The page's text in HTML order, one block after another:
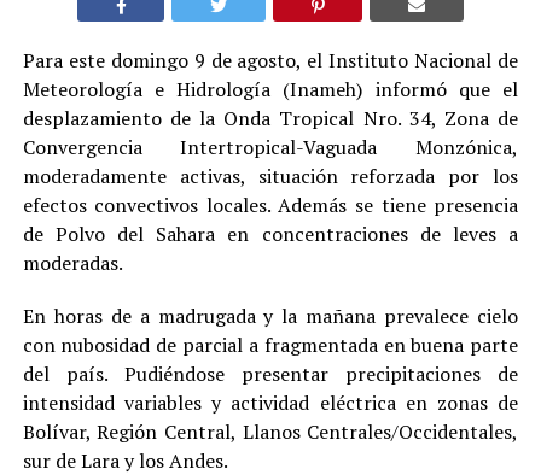
Para este domingo 9 de agosto, el Instituto Nacional de
Meteorología e Hidrología (Inameh) informó que el
desplazamiento de la Onda Tropical Nro. 34, Zona de
Convergencia Intertropical-Vaguada Monzónica,
moderadamente activas, situación reforzada por los
efectos convectivos locales. Además se tiene presencia
de Polvo del Sahara en concentraciones de leves a
moderadas.
En horas de a madrugada y la mañana prevalece cielo
con nubosidad de parcial a fragmentada en buena parte
del país. Pudiéndose presentar precipitaciones de
intensidad variables y actividad eléctrica en zonas de
Bolívar, Región Central, Llanos Centrales/Occidentales,
sur de Lara y los Andes.